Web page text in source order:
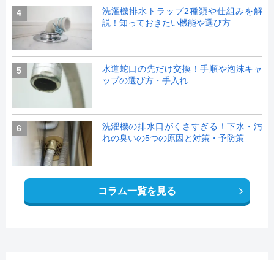
4
洗濯機排水トラップ2種類や仕組みを解
説！知っておきたい機能や選び方
5
水道蛇口の先だけ交換！手順や泡沫キャ
ップの選び方・手入れ
6
洗濯機の排水口がくさすぎる！下水・汚
れの臭いの5つの原因と対策・予防策
コラム一覧を見る